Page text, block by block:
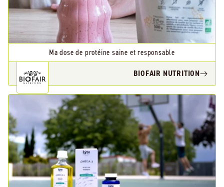
Ma dose de protéine saine et responsable
BIOFAIR NUTRITION